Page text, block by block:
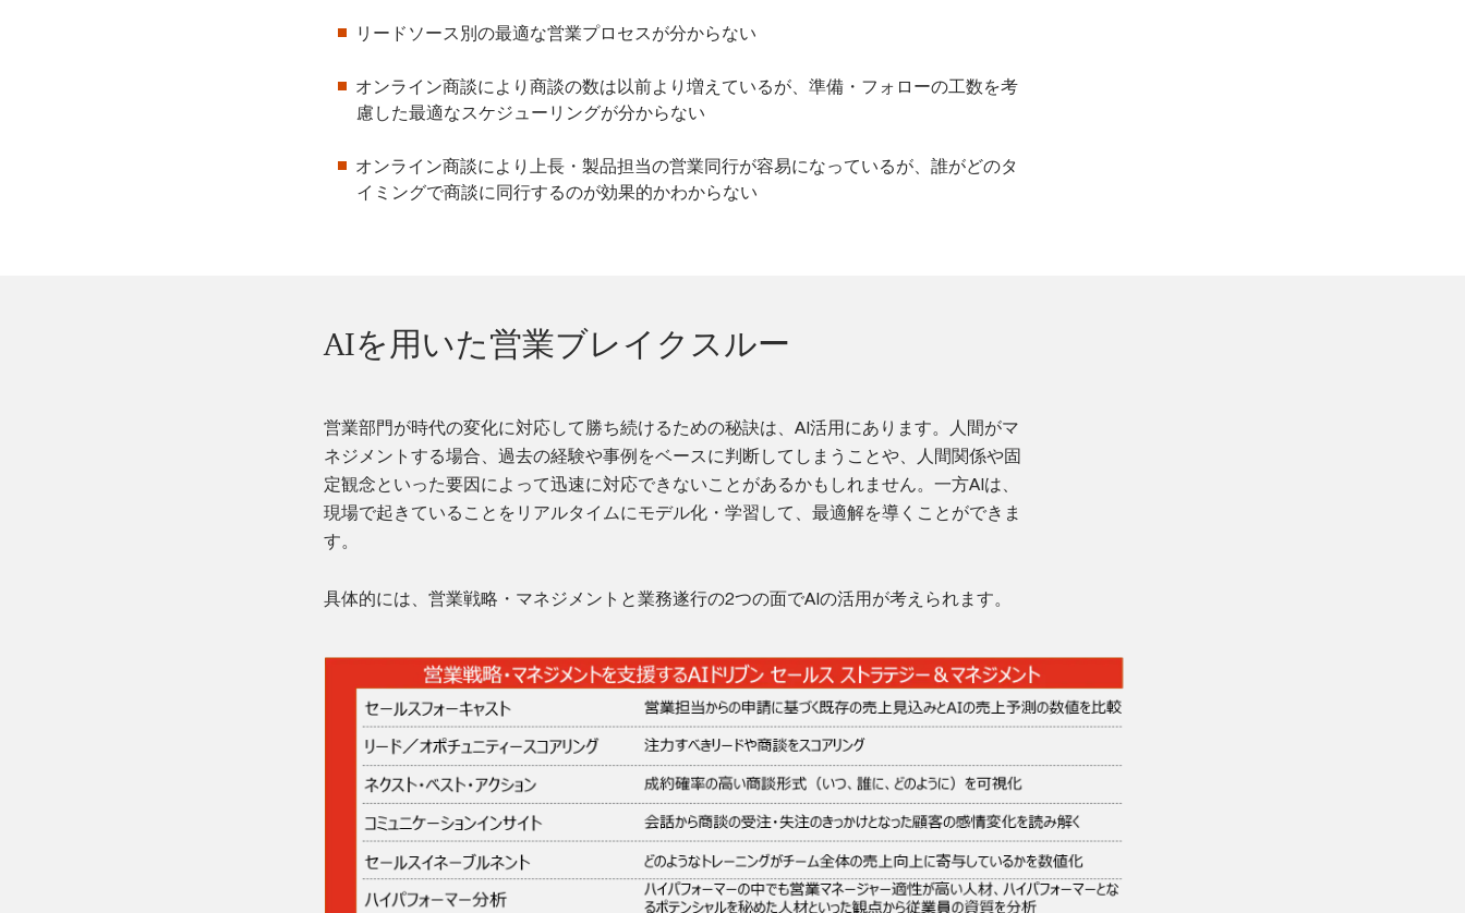
リードソース別の最適な営業プロセスが分からない
オンライン商談により商談の数は以前より増えているが、準備・フォローの工数を考
慮した最適なスケジューリングが分からない
オンライン商談により上長・製品担当の営業同行が容易になっているが、誰がどのタ
イミングで商談に同行するのが効果的かわからない
AIを用いた営業ブレイクスルー
営業部門が時代の変化に対応して勝ち続けるための秘訣は、AI活用にあります。人間がマ
ネジメントする場合、過去の経験や事例をベースに判断してしまうことや、人間関係や固
定観念といった要因によって迅速に対応できないことがあるかもしれません。一方AIは、
現場で起きていることをリアルタイムにモデル化・学習して、最適解を導くことができま
す。
具体的には、営業戦略・マネジメントと業務遂行の2つの面でAIの活用が考えられます。